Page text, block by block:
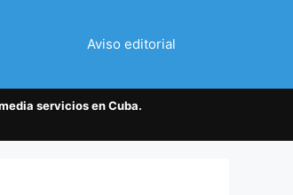
Aviso editorial
servicios en Cuba.